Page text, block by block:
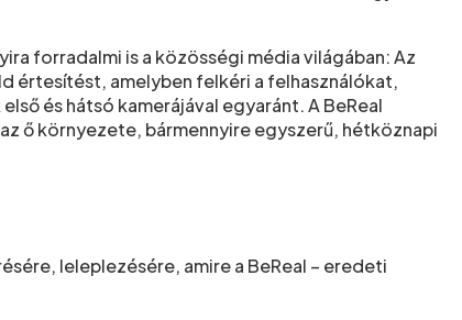
forradalmi is a közösségi média világában: Az
értesítést, amelyben felkéri a felhasználókat,
és hátsó kamerájával egyaránt. A BeReal
ő környezete, bármennyire egyszerű, hétköznapi
leleplezésére, amire a BeReal – eredeti